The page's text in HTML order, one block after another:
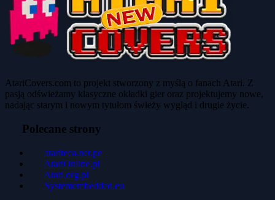
AtariCovers.com to projekt stworzony z myślą o fanach Atari. Z
pasją odświeżamy klasyczne okładki gier oraz projektujemy nowe,
nadając starym i nowym tytułom świeży wygląd i drugie życie.
Polecane strony
atariteca.net.pe
AtariOnline.pl
Atari.org.pl
Systemembedded.eu